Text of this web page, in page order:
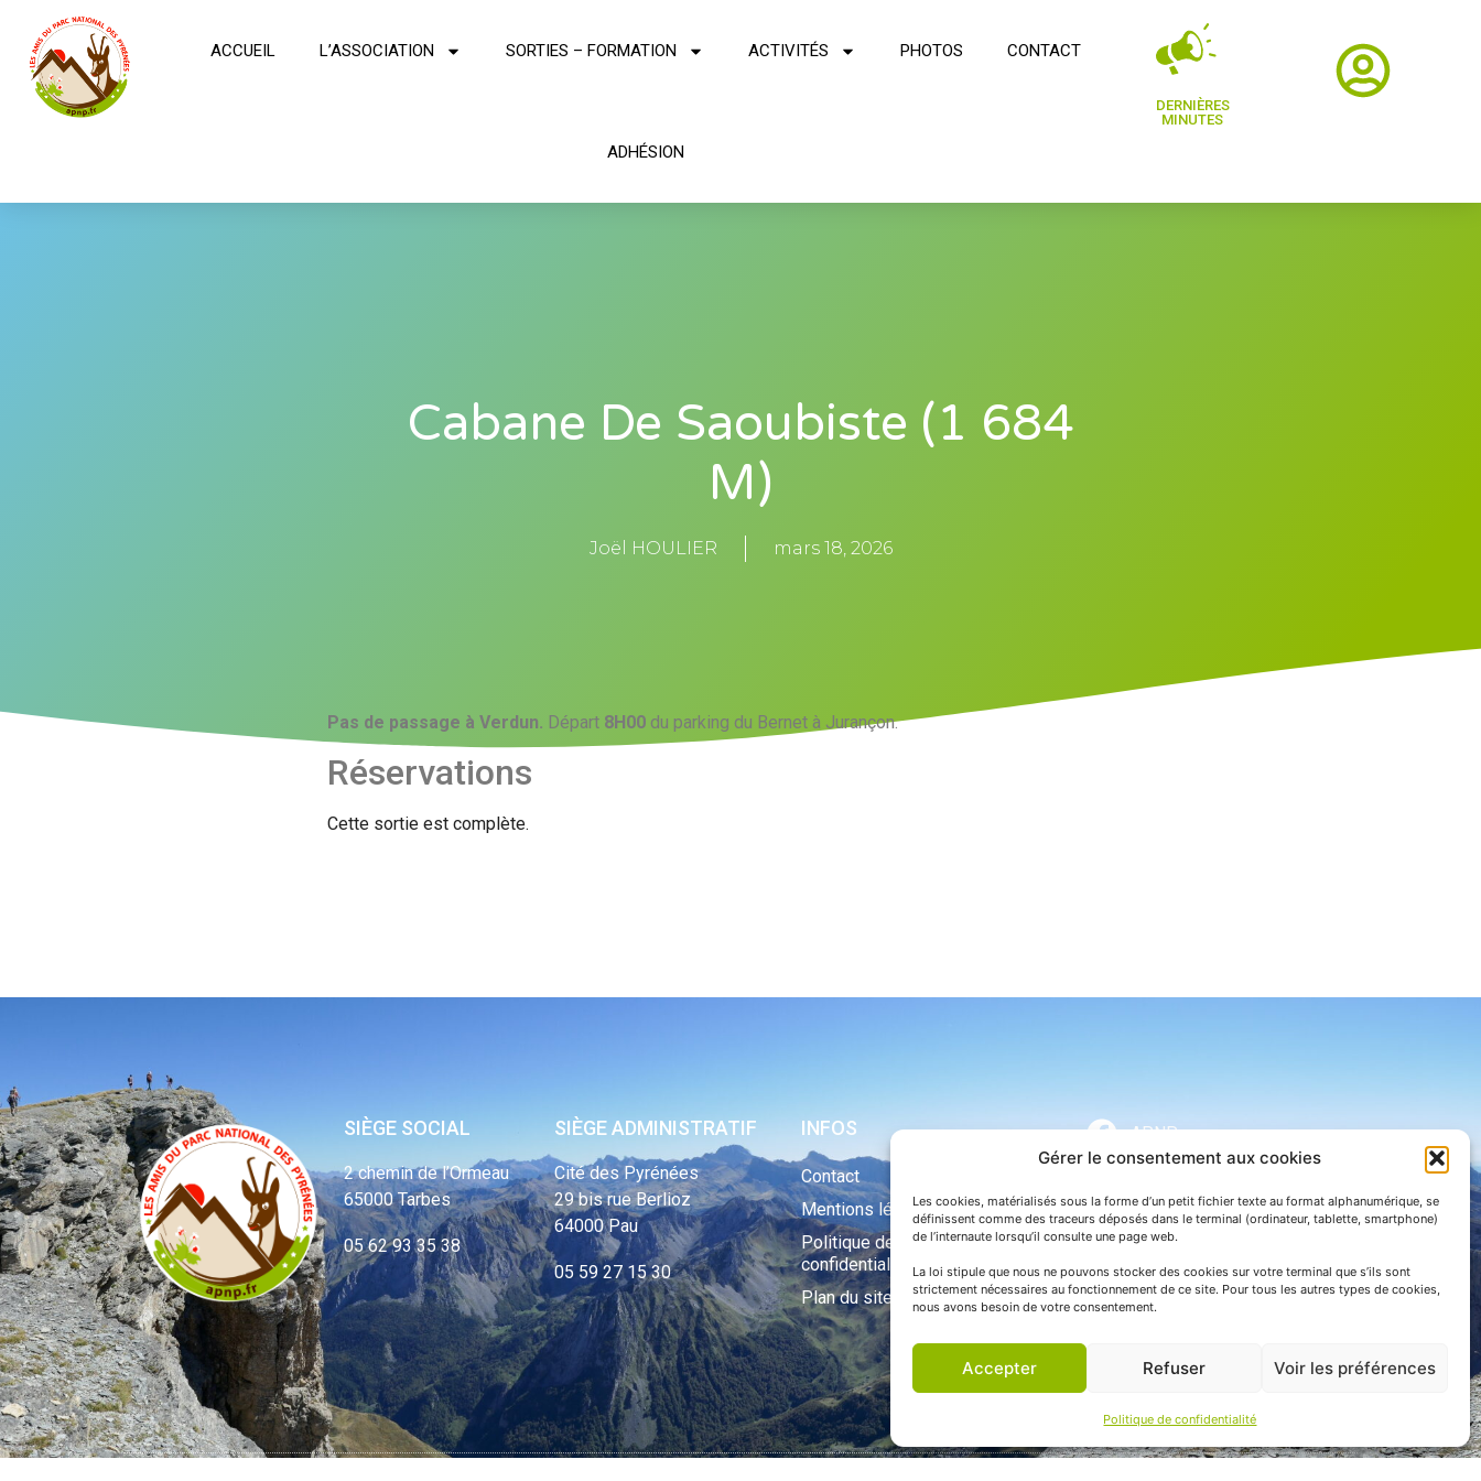
Gérer le consentement aux cookies
Les cookies, matérialisés sous la forme d’un petit fichier texte au format alphanumérique, se
définissent comme des traceurs déposés dans le terminal (ordinateur, tablette, smartphone)
de l’internaute lorsqu’il consulte une page web.
La loi stipule que nous ne pouvons stocker des cookies sur votre terminal que s’ils sont
strictement nécessaires au fonctionnement de ce site. Pour tous les autres types de cookies,
nous avons besoin de votre consentement.
Accepter Refuser Voir les préférences
Politique de confidentialité
ACCUEIL L’ASSOCIATION SORTIES – FORMATION ACTIVITÉS PHOTOS CONTACT
ADHÉSION
DERNIÈRES
MINUTES
Cabane De Saoubiste (1 684
M)
Joël HOULIER mars 18, 2026
Pas de passage à Verdun. Départ 8H00 du parking du Bernet à Jurançon.
Réservations
Cette sortie est complète.
SIÈGE SOCIAL
2 chemin de l’Ormeau
65000 Tarbes
05 62 93 35 38
SIÈGE ADMINISTRATIF
Cité des Pyrénées
29 bis rue Berlioz
64000 Pau
05 59 27 15 30
INFOS
Contact
Mentions légales
Politique de
confidentialité
Plan du site
APNP
Parc national des Pyrénées